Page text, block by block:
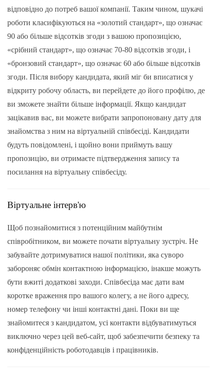
відповідно до потреб вашої компанії. Таким чином, шукачі
роботи класифікуються на «золотий стандарт», що означає
90 або більше відсотків згоди з вашою пропозицією,
«срібний стандарт», що означає 70-80 відсотків згоди, і
«бронзовий стандарт», що означає 60 або більше відсотків
згоди. Після вибору кандидата, який міг би вписатися у
відкриту робочу область, ви перейдете до його профілю, де
ви зможете знайти більше інформації. Якщо кандидат
зацікавив вас, ви можете вибрати запропоновану дату для
знайомства з ним на віртуальній співбесіді. Кандидати
будуть повідомлені, і щойно вони приймуть вашу
пропозицію, ви отримаєте підтвердження запису та
посилання на віртуальну співбесіду.
Віртуальне інтерв'ю
Щоб познайомитися з потенційним майбутнім
співробітником, ви можете почати віртуальну зустріч. Не
забувайте дотримуватися нашої політики, яка суворо
забороняє обмін контактною інформацією, інакше можуть
бути вжиті додаткові заходи. Співбесіда має дати вам
коротке враження про вашого колегу, а не його адресу,
номер телефону чи інші контактні дані. Поки ви ще
знайомитеся з кандидатом, усі контакти відбуватимуться
виключно через цей веб-сайт, щоб забезпечити безпеку та
конфіденційність роботодавців і працівників.